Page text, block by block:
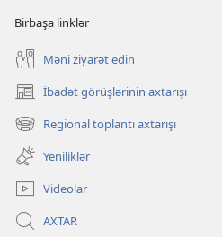
Birbaşa linklər
Məni ziyarət edin
İbadət görüşlərinin axtarışı
(yeni
pəncərə
açılır)
Regional toplantı axtarışı
(yeni
pəncərə
açılır)
Yeniliklər
Videolar
AXTAR